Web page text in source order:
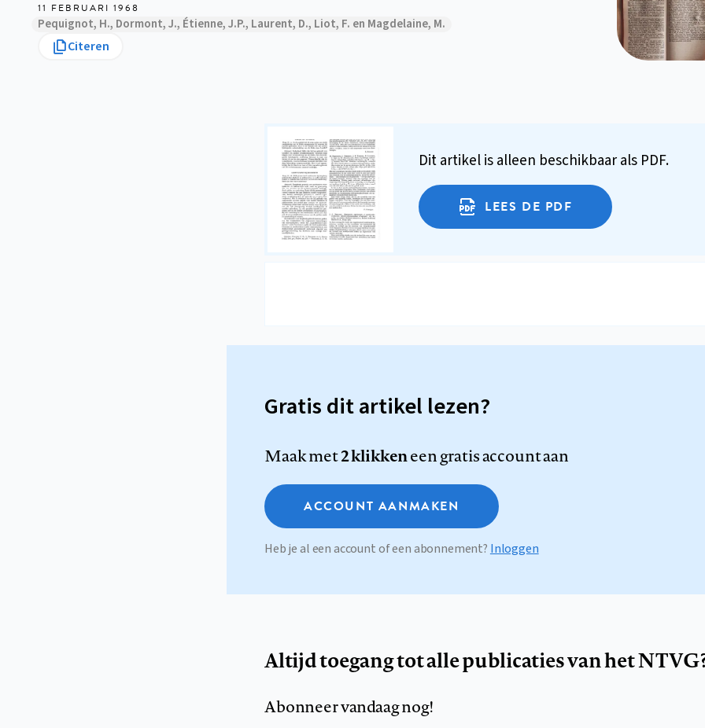
11 FEBRUARI 1968
Pequignot, H., Dormont, J., Étienne, J.P., Laurent, D., Liot, F. en Magdelaine, M.
Citeren
Dit artikel is alleen beschikbaar als PDF.
LEES DE PDF
Gratis dit artikel lezen?
Maak met2 klikkeneen gratis account aan
ACCOUNT AANMAKEN
Heb je al een account of een abonnement? Inloggen
Altijd toegang tot alle publicaties van het
Abonneer vandaag nog!